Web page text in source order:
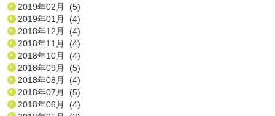
2019年02月 (5)
2019年01月 (4)
2018年12月 (4)
2018年11月 (4)
2018年10月 (4)
2018年09月 (5)
2018年08月 (4)
2018年07月 (5)
2018年06月 (4)